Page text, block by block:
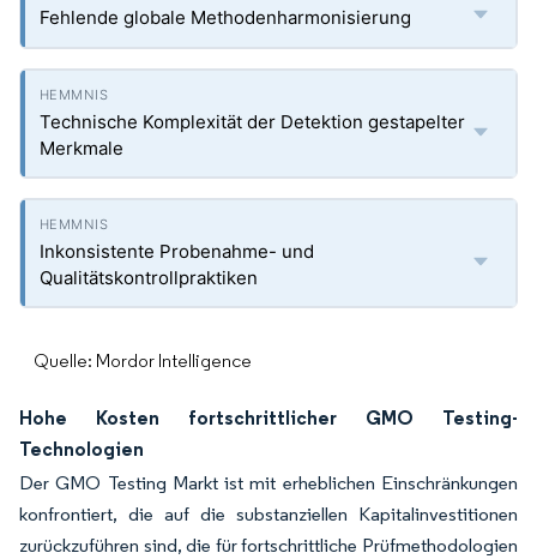
Fehlende globale Methodenharmonisierung
Technische Komplexität der Detektion gestapelter
Merkmale
Inkonsistente Probenahme- und
Qualitätskontrollpraktiken
Quelle: Mordor Intelligence
Hohe Kosten fortschrittlicher GMO Testing-
Technologien
Der GMO Testing Markt ist mit erheblichen Einschränkungen
konfrontiert, die auf die substanziellen Kapitalinvestitionen
zurückzuführen sind, die für fortschrittliche Prüfmethodologien